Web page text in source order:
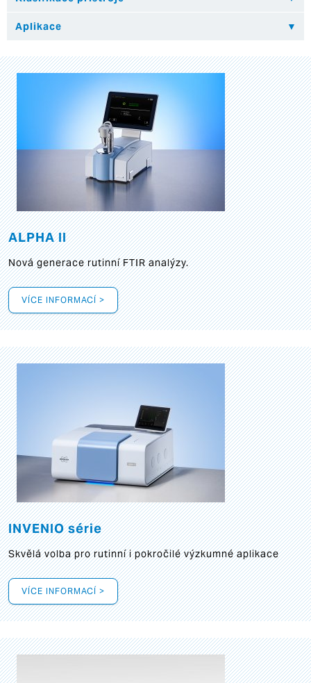
ALPHA II
Nová generace rutinní FTIR analýzy.
VÍCE INFORMACÍ >
INVENIO série
Skvělá volba pro rutinní i pokročilé výzkumné aplikace
VÍCE INFORMACÍ >